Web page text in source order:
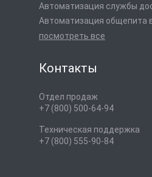
Контакты
Отдел продаж
+7 (800) 500-64-94
Техническая поддержка
+7 (800) 555-90-84
Автоматизация службы
Автоматизация общепита
посмотреть все